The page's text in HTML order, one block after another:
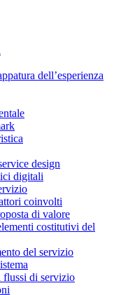
dell’esperienza
design
digitali
coinvolti
di valore
costitutivi del
del servizio
flussi di servizio